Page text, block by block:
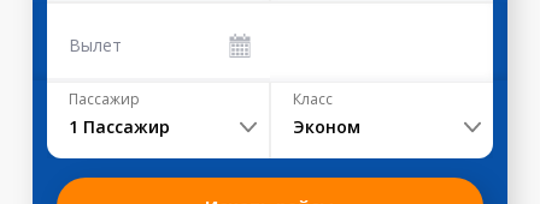
Вылет
Пассажир
1 Пассажир
Класс
Эконом